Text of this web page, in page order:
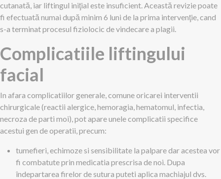
cutanată, iar liftingul iniţial este insuficient. Această revizie poate
fi efectuată numai după minim 6 luni de la prima intervenţie, cand
s-a terminat procesul fiziolocic de vindecare a plagii.
Complicatiile liftingului
facial
In afara complicatiilor generale, comune oricarei interventii
chirurgicale (reactii alergice, hemoragia, hematomul, infectia,
necroza de parti moi), pot apare unele complicatii specifice
acestui gen de operatii, precum:
tumefieri, echimoze si sensibilitate la palpare dar acestea vor
fi combatute prin medicatia prescrisa de noi. Dupa
îndepartarea firelor de sutura puteti aplica machiajul dvs.